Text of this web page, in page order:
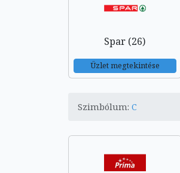
Spar (26)
Üzlet megtekintése
Szimbólum: C